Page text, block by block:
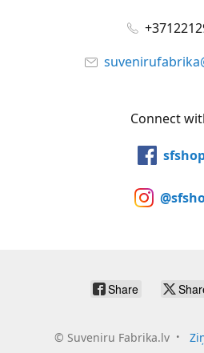
Connect
Share
© Suveniru Fabrika.lv